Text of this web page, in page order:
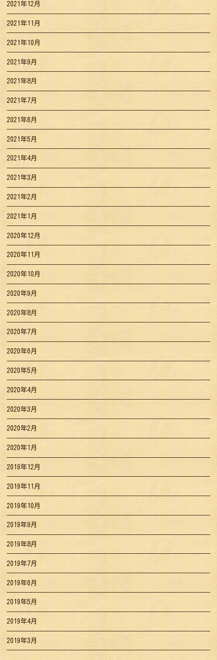
2021年12月
2021年11月
2021年10月
2021年9月
2021年8月
2021年7月
2021年6月
2021年5月
2021年4月
2021年3月
2021年2月
2021年1月
2020年12月
2020年11月
2020年10月
2020年9月
2020年8月
2020年7月
2020年6月
2020年5月
2020年4月
2020年3月
2020年2月
2020年1月
2019年12月
2019年11月
2019年10月
2019年9月
2019年8月
2019年7月
2019年6月
2019年5月
2019年4月
2019年3月